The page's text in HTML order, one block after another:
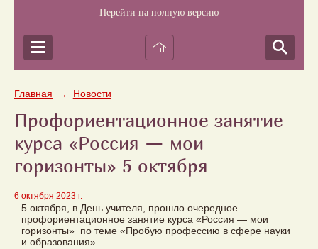
Перейти на полную версию
Главная → Новости
Профориентационное занятие
курса «Россия — мои
горизонты» 5 октября
6 октября 2023 г.
5 октября, в День учителя, прошло очередное
профориентационное занятие курса «Россия — мои
горизонты» по теме «Пробую профессию в сфере науки
и образования».